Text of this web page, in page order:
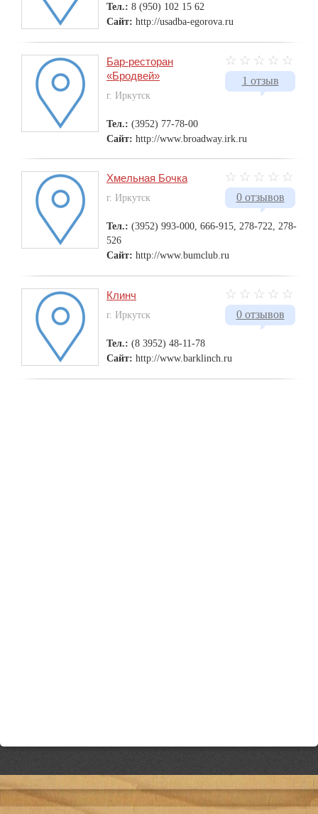
Тел.: 8 (950) 102 15 62
Сайт: http://usadba-egorova.ru
1 отзыв
Бар-ресторан
«Бродвей»
г. Иркутск
Тел.: (3952) 77-78-00
Сайт: http://www.broadway.irk.ru
0 отзывов
Хмельная Бочка
г. Иркутск
Тел.: (3952) 993-000, 666-915, 278-722, 278-
526
Сайт: http://www.bumclub.ru
0 отзывов
Клинч
г. Иркутск
Тел.: (8 3952) 48-11-78
Сайт: http://www.barklinch.ru